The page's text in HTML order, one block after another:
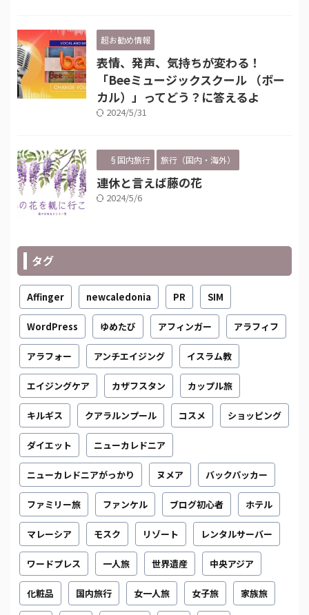
超お勧め情報
表情、発声、気持ちが変わる！
「Beeミュージックスクール （ボー
カル）」ってどう？に答えるよ
2024/5/31
§国内旅行 旅行（国内・海外）
連休と言えば藤の花
2024/5/6
タグ
Affinger newcaledonia PR SIM
WordPress ゆめたび アフィンガー アラフィフ
アラフォー アンチエイジング イスラム教
エイジングケア カザフスタン カップル旅
キルギス クアラルンプール コスメ ショッピング
ダイエット ニューカレドニア
ニューカレドニアがっかり ヌメア バックパッカー
ファミリー旅 ファンケル ブログ初心者 ホテル
マレーシア モスク リゾート レンタルサーバー
ワードプレス 一人旅 世界遺産 中央アジア
化粧品 国内旅行 女一人旅 女子旅 家族旅